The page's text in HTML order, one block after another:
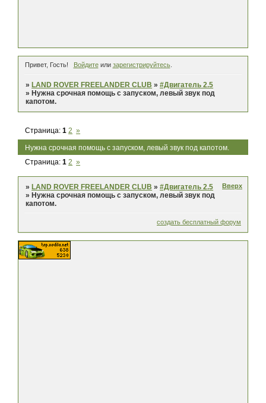
Привет, Гость! Войдитеили зарегистрируйтесь.
» LAND ROVER FREELANDER CLUB »#Двигатель 2.5
» Нужна срочная помощь с запуском, левый звук под
капотом.
Нужна срочная помощь с запуском, левый звук под капотом.
Страница:1 2 »
Страница:1 2 »
»LAND ROVER FREELANDER CLUB »#Двигатель 2.5
»Нужна срочная помощь с запуском, левый звук под
капотом.
Вверх
создать бесплатный форум